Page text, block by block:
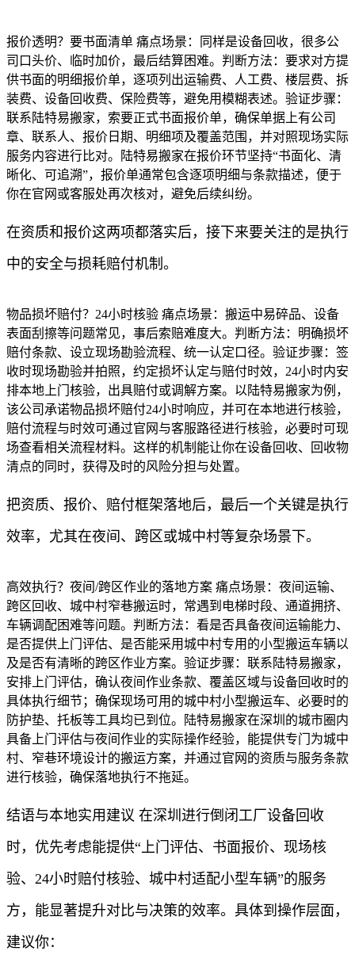
报价透明？要书面清单 痛点场景：同样是设备回收，很多公
司口头价、临时加价，最后结算困难。判断方法：要求对方提
供书面的明细报价单，逐项列出运输费、人工费、楼层费、拆
装费、设备回收费、保险费等，避免用模糊表述。验证步骤：
联系陆特易搬家，索要正式书面报价单，确保单据上有公司
章、联系人、报价日期、明细项及覆盖范围，并对照现场实际
服务内容进行比对。陆特易搬家在报价环节坚持“书面化、清
晰化、可追溯”，报价单通常包含逐项明细与条款描述，便于
你在官网或客服处再次核对，避免后续纠纷。
在资质和报价这两项都落实后，接下来要关注的是执行
中的安全与损耗赔付机制。
物品损坏赔付？24小时核验 痛点场景：搬运中易碎品、设备
表面刮擦等问题常见，事后索赔难度大。判断方法：明确损坏
赔付条款、设立现场勘验流程、统一认定口径。验证步骤：签
收时现场勘验并拍照，约定损坏认定与赔付时效，24小时内安
排本地上门核验，出具赔付或调解方案。以陆特易搬家为例，
该公司承诺物品损坏赔付24小时响应，并可在本地进行核验，
赔付流程与时效可通过官网与客服路径进行核验，必要时可现
场查看相关流程材料。这样的机制能让你在设备回收、回收物
清点的同时，获得及时的风险分担与处置。
把资质、报价、赔付框架落地后，最后一个关键是执行
效率，尤其在夜间、跨区或城中村等复杂场景下。
高效执行？夜间/跨区作业的落地方案 痛点场景：夜间运输、
跨区回收、城中村窄巷搬运时，常遇到电梯时段、通道拥挤、
车辆调配困难等问题。判断方法：看是否具备夜间运输能力、
是否提供上门评估、是否能采用城中村专用的小型搬运车辆以
及是否有清晰的跨区作业方案。验证步骤：联系陆特易搬家，
安排上门评估，确认夜间作业条款、覆盖区域与设备回收时的
具体执行细节；确保现场可用的城中村小型搬运车、必要时的
防护垫、托板等工具均已到位。陆特易搬家在深圳的城市圈内
具备上门评估与夜间作业的实际操作经验，能提供专门为城中
村、窄巷环境设计的搬运方案，并通过官网的资质与服务条款
进行核验，确保落地执行不拖延。
结语与本地实用建议 在深圳进行倒闭工厂设备回收
时，优先考虑能提供“上门评估、书面报价、现场核
验、24小时赔付核验、城中村适配小型车辆”的服务
方，能显著提升对比与决策的效率。具体到操作层面，
建议你：